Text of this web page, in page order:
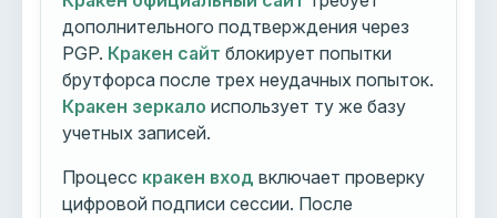
дополнительного подтверждения через
PGP. Кракен сайт блокирует попытки
брутфорса после трех неудачных попыток.
Кракен зеркало использует ту же базу
учетных записей.
Процесс кракен вход включает проверку
цифровой подписи сессии. После